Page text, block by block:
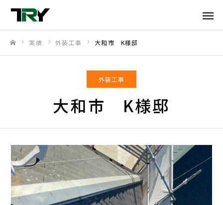
実績 外装工事 大和市 K様邸
外装工事
大和市 K様邸